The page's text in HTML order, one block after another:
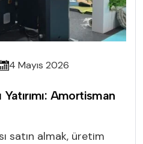
4 Mayıs 2026
Amortisman
satın almak, üretim